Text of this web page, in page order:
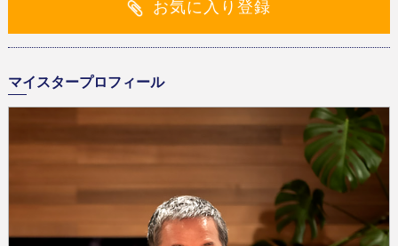
お気に入り登録
マイスタープロフィール